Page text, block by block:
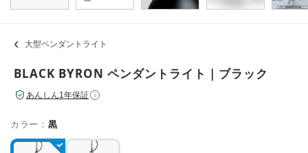
大型ペンダントライト
BLACK BYRON ペンダントライト｜ブラック
あんしん1年保証 i
カラー： 黒